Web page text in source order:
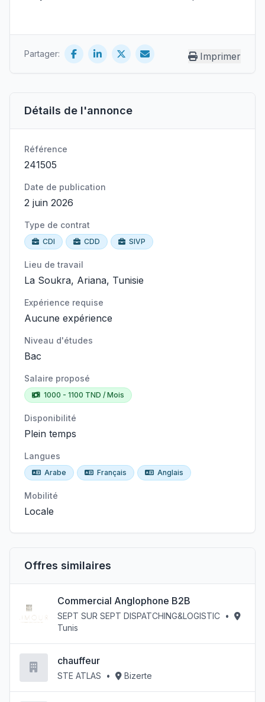
Détails de l'annonce
Référence
241505
Date de publication
2 juin 2026
Type de contrat
CDI CDD SIVP
Lieu de travail
La Soukra, Ariana, Tunisie
Expérience requise
Aucune expérience
Niveau d'études
Bac
Salaire proposé
1000 - 1100 TND / Mois
Disponibilité
Plein temps
Langues
Arabe Français Anglais
Mobilité
Locale
Offres similaires
Commercial Anglophone B2B
SEPT SUR SEPT DISPATCHING&LOGISTIC •
Tunis
chauffeur
STE ATLAS • Bizerte
Partager: Imprimer